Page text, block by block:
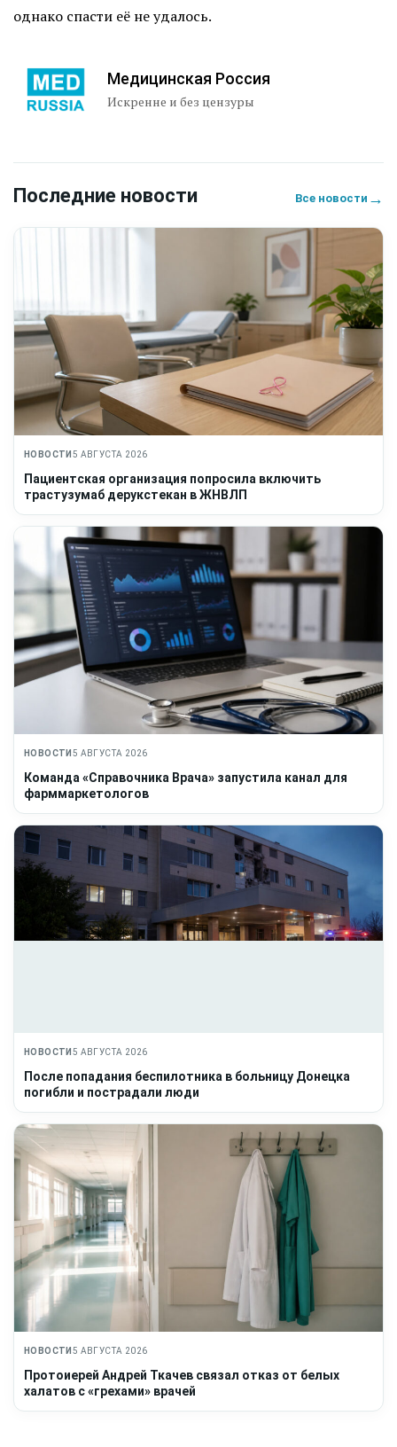
однако спасти её не удалось.
Медицинская Россия
Искренне и без цензуры
Последние новости Все новости →
НОВОСТИ 5 АВГУСТА 2026
Пациентская организация попросила включить
трастузумаб дерукстекан в ЖНВЛП
НОВОСТИ 5 АВГУСТА 2026
Команда «Справочника Врача» запустила канал для
фарммаркетологов
НОВОСТИ 5 АВГУСТА 2026
После попадания беспилотника в больницу Донецка
погибли и пострадали люди
НОВОСТИ 5 АВГУСТА 2026
Протоиерей Андрей Ткачев связал отказ от белых
халатов с «грехами» врачей